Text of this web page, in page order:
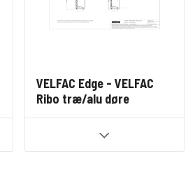
VELFAC Edge - VELFAC
Ribo træ/alu døre